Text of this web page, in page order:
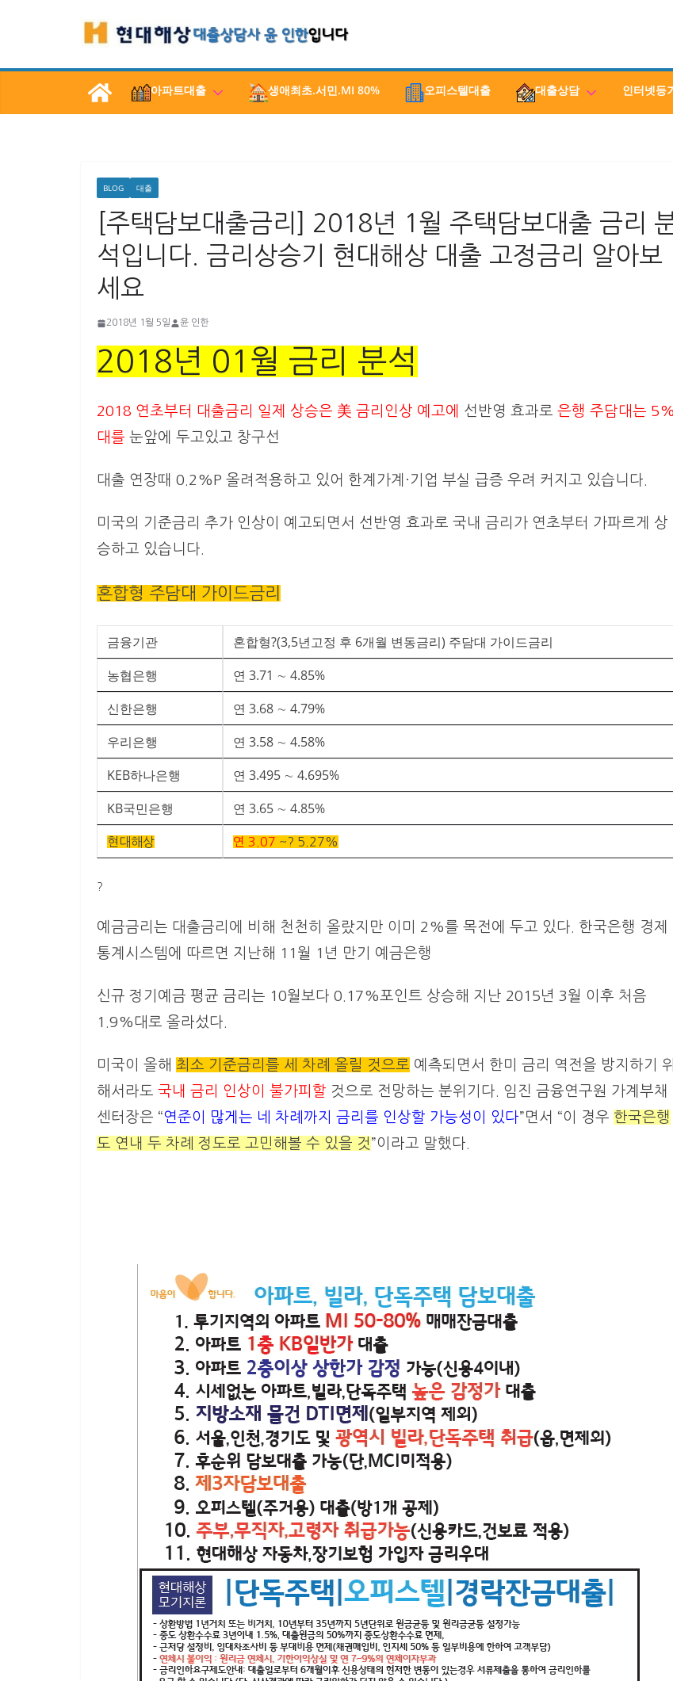
로
아파트대출 생애최초.서민.MI 80% 오피스텔대출 대출상담 인터넷등
BLOG 대출
[주택담보대출금리] 2018년 1월 주택담보대출 금리
석입니다. 금리상승기 현대해상 대출 고정금리 알아보
세요
2018년 1월 5일 윤 인한
2018년 01월 금리 분석
2018 연초부터 대출금리 일제 상승은 美 금리인상 예고에 선반영 효과로 은행 주담대는 5%
대를 눈앞에 두고있고 창구선
대출 연장때 0.2%P 올려적용하고 있어 한계가계·기업 부실 급증 우려 커지고 있습니다.
미국의 기준금리 추가 인상이 예고되면서 선반영 효과로 국내 금리가 연초부터 가파르게 상
승하고 있습니다.
혼합형 주담대 가이드금리
금융기관
혼합형?(3,5년고정 후 6개월 변동금리) 주담대 가이드금리
농협은행
연 3.71 ∼ 4.85%
신한은행
연 3.68 ∼ 4.79%
우리은행
연 3.58 ∼ 4.58%
KEB하나은행
연 3.495 ∼ 4.695%
KB국민은행
연 3.65 ∼ 4.85%
현대해상 연 3.07 ~? 5.27%
?
예금금리는 대출금리에 비해 천천히 올랐지만 이미 2%를 목전에 두고 있다. 한국은행 경제
통계시스템에 따르면 지난해 11월 1년 만기 예금은행
신규 정기예금 평균 금리는 10월보다 0.17%포인트 상승해 지난 2015년 3월 이후 처음
1.9%대로 올라섰다.
미국이 올해 최소 기준금리를 세 차례 올릴 것으로 예측되면서 한미 금리 역전을 방지하기 위
해서라도 국내 금리 인상이 불가피할 것으로 전망하는 분위기다. 임진 금융연구원 가계부채
센터장은 “연준이 많게는 네 차례까지 금리를 인상할 가능성이 있다”면서 “이 경우 한국은행
도 연내 두 차례 정도로 고민해볼 수 있을 것 ”이라고 말했다.